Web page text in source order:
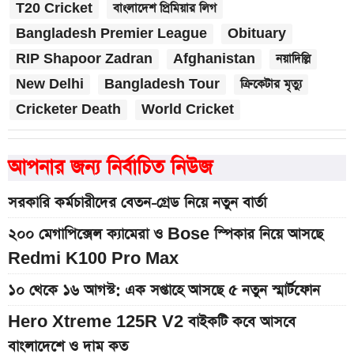
T20 Cricket
বাংলাদেশ প্রিমিয়ার লিগ
Bangladesh Premier League
Obituary
RIP Shapoor Zadran
Afghanistan
নয়াদিল্লি
New Delhi
Bangladesh Tour
ক্রিকেটার মৃত্যু
Cricketer Death
World Cricket
আপনার জন্য নির্বাচিত নিউজ
সরকারি কর্মচারীদের বেতন-গ্রেড নিয়ে নতুন বার্তা
২০০ মেগাপিক্সেল ক্যামেরা ও Bose স্পিকার নিয়ে আসছে
Redmi K100 Pro Max
১০ থেকে ১৬ আগস্ট: এক সপ্তাহে আসছে ৫ নতুন স্মার্টফোন
Hero Xtreme 125R V2 বাইকটি কবে আসবে
বাংলাদেশে ও দাম কত